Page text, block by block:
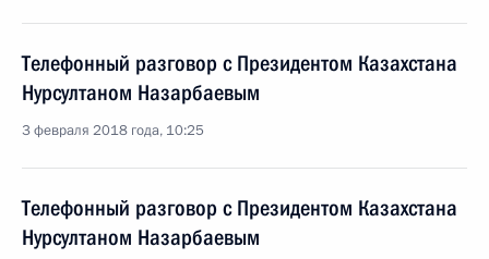
Телефонный разговор с Президентом Казахстана
Нурсултаном Назарбаевым
3 февраля 2018 года, 10:25
Телефонный разговор с Президентом Казахстана
Нурсултаном Назарбаевым